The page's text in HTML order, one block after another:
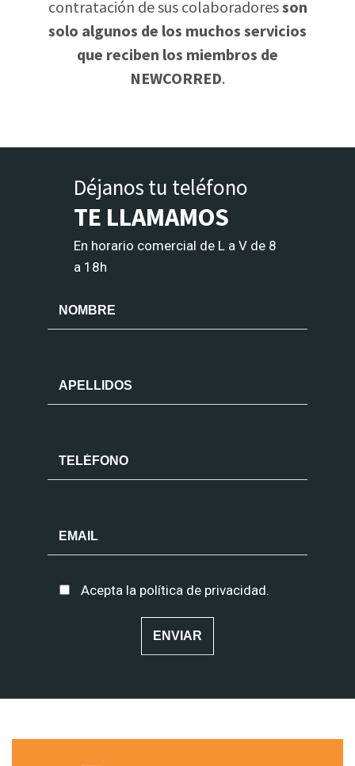
contratación de sus colaboradoresson
solo algunos de los muchos servicios
que reciben los miembros de
NEWCORRED.
Déjanos tu teléfono
TE LLAMAMOS
En horario comercial de L a V de 8
a 18h
Acepta la política de privacidad.